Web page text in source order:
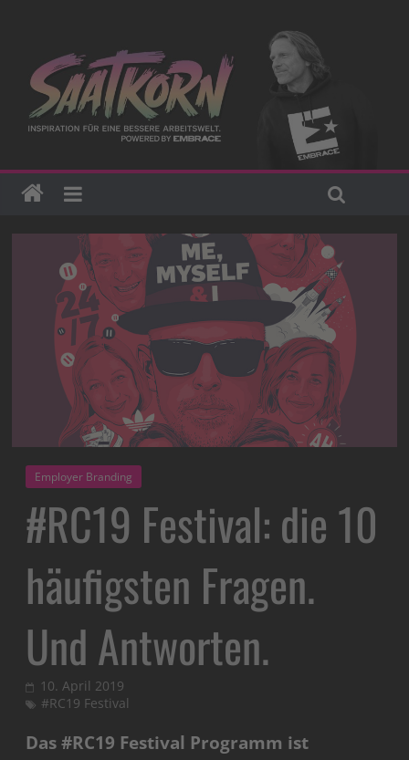
Employer Branding
#RC19 Festival: die 10
häufigsten Fragen.
Und Antworten.
10. April 2019
#RC19 Festival
Das #RC19 Festival Programm ist